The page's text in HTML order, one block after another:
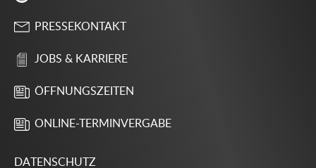
PRESSEKONTAKT
JOBS & KARRIERE
ÖFFNUNGSZEITEN
ONLINE-TERMINVERGABE
DATENSCHUTZ